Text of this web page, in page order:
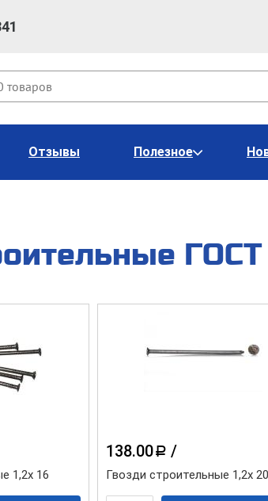
Отзывы Полезное
1,2х 16
138.00 a /
Гвозди строительные 1,2х